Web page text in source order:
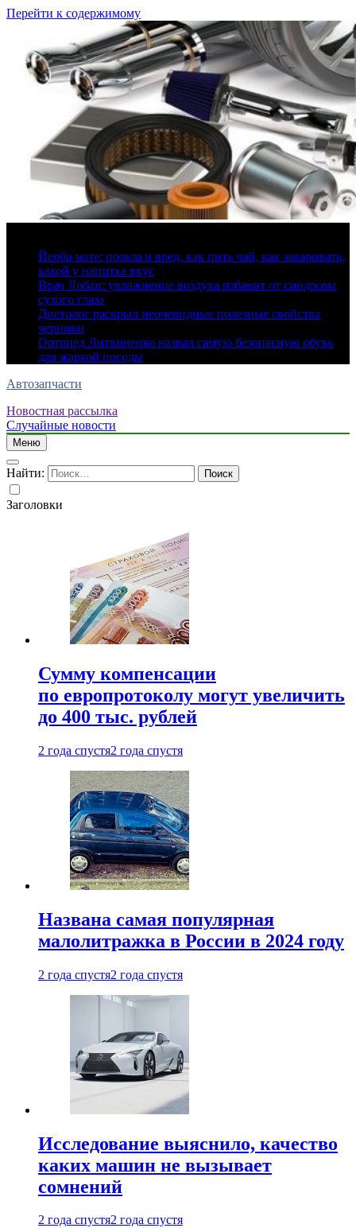
Перейти к содержимому
Йерба мате: польза и вред, как пить чай, как заваривать,
какой у напитка вкус
Врач Лобан: увлажнение воздуха избавит от синдрома
сухого глаза
Диетолог раскрыл неочевидные полезные свойства
черники
Ортопед Литвиненко назвал самую безопасную обувь
для жаркой погоды
Автозапчасти
Новостная рассылка
Случайные новости
Меню
Найти:
Заголовки
Сумму компенсации
по европротоколу могут увеличить
до 400 тыс. рублей
2 года спустя2 года спустя
Названа самая популярная
малолитражка в России в 2024 году
2 года спустя2 года спустя
Исследование выяснило, качество
каких машин не вызывает
сомнений
2 года спустя2 года спустя